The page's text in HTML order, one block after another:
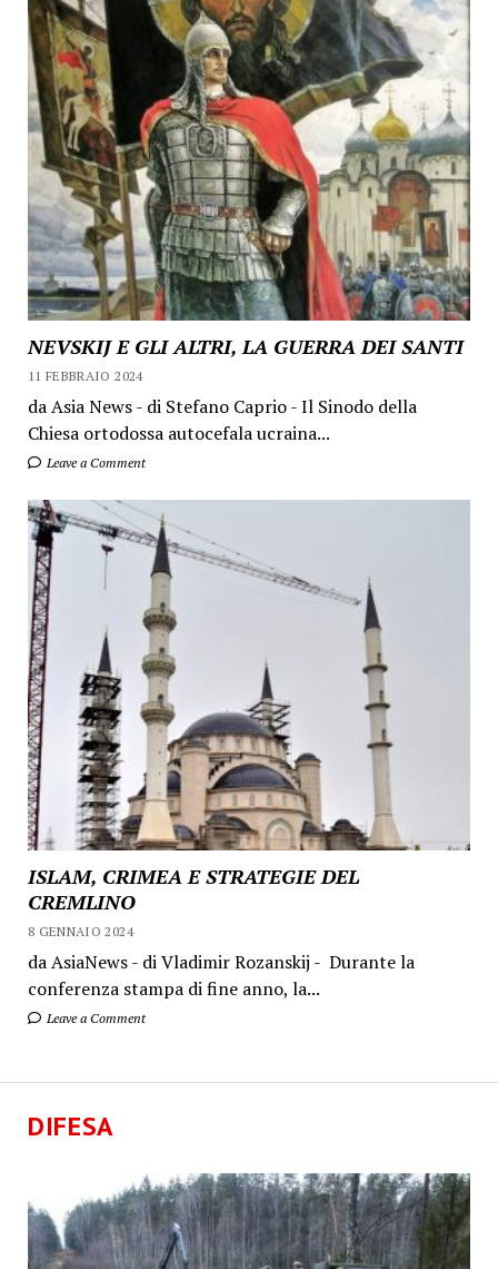
NEVSKIJ E GLI ALTRI, LA GUERRA DEI SANTI
11 FEBBRAIO 2024
da Asia News - di Stefano Caprio - Il Sinodo della
Chiesa ortodossa autocefala ucraina...
Leave a Comment
ISLAM, CRIMEA E STRATEGIE DEL
CREMLINO
8 GENNAIO 2024
da AsiaNews - di Vladimir Rozanskij - Durante la
conferenza stampa di fine anno, la...
Leave a Comment
DIFESA